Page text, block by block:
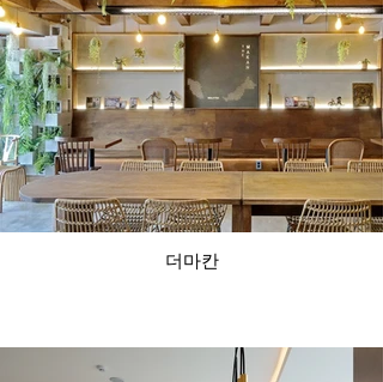
더마칸